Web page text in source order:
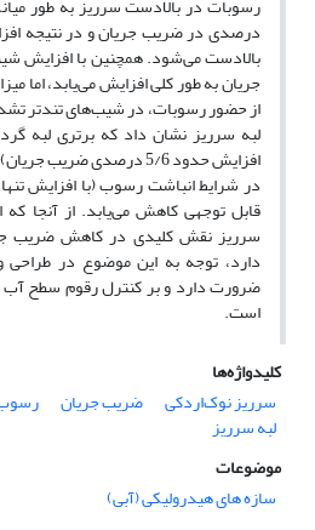
درصدی در ضریب جریان و در نتیجه
بالادست می‌شود. همچنین با افزایش
جریان به طور کلی افزایش می‌یابد، اما
از حضور رسوبات، در شیب‌های تندتر
لبه سرریز نشان داد که برتری لبه
افزایش حدود 5/6 درصدی
قابل توجهی کاهش می‌یابد. از آنجا
سرریز نقش کلیدی در کاهش ضریب
دارد، توجه به این موضوع در طراحی
ضرورت دارد و بر کنترل رقوم سطح آب
است.
کلیدواژه‌ها
سرریز نوک‌اردکی
ضریب جریان
لبه سرریز
موضوعات
سازه­ های هیدرولیکی (آبی)